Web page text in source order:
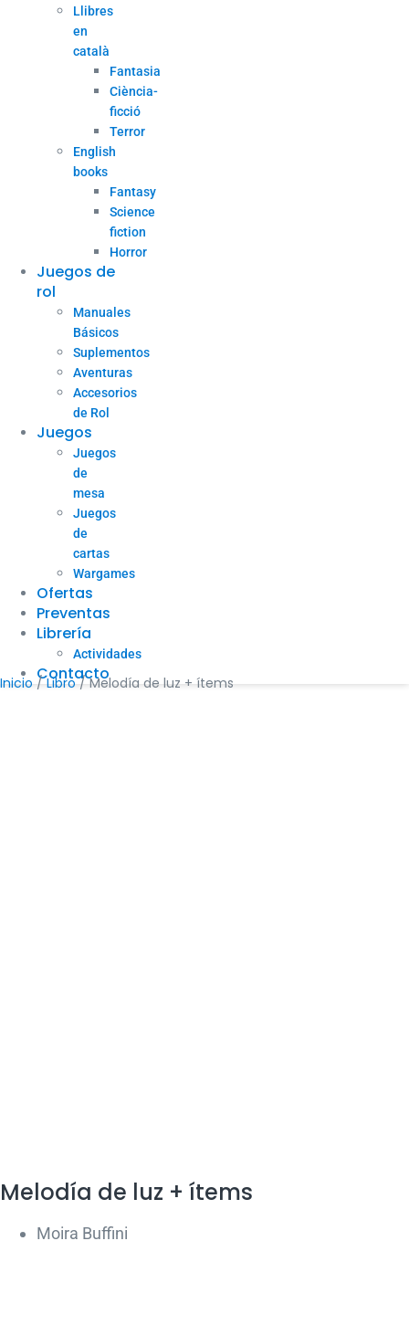
Llibres
en
català
Fantasia
Ciència-
ficció
Terror
English
books
Fantasy
Science
fiction
Horror
Juegos de
rol
Manuales
Básicos
Suplementos
Aventuras
Accesorios
de Rol
Juegos
Juegos
de
mesa
Juegos
de
cartas
Wargames
Ofertas
Preventas
Librería
Actividades
Contacto
Inicio /Libro/ Melodía de luz + ítems
Melodía de luz + ítems
Moira Buffini